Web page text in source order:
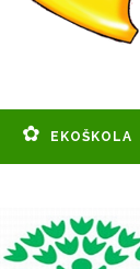
EKOŠKOLA